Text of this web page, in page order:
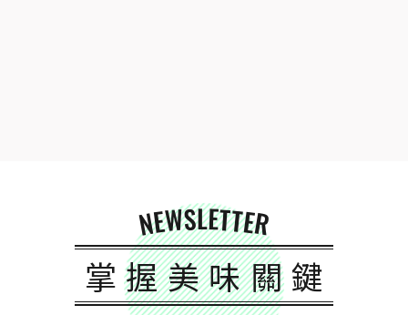
NEWSLETTER
掌握美味關鍵